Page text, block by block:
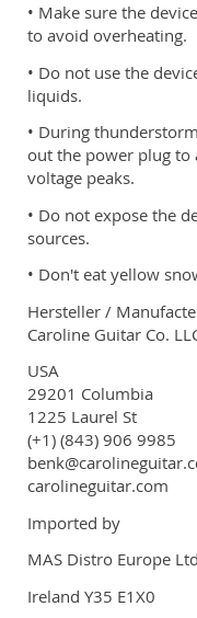
• Make sure the
to avoid overheating.
• Do not use the
liquids.
• During
out the power plug to
voltage peaks.
• Do not expose the
sources.
• Don't eat yellow
Hersteller /
Caroline Guitar Co.
USA
29201 Columbia
1225 Laurel St
(+1) (843) 906 9985
carolineguitar.com
Imported by
MAS Distro Europe Ltd
Ireland Y35 E1X0